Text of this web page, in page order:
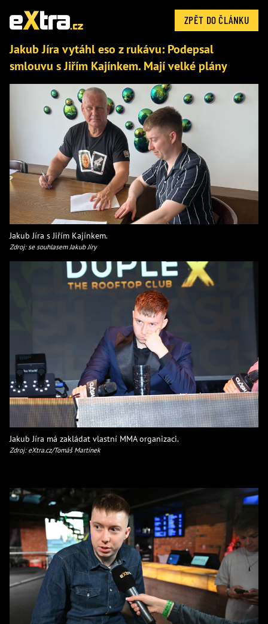
ZPĚT DO ČLÁNKU
Jakub Jíra vytáhl eso z rukávu: Podepsal
smlouvu s Jiřím Kajínkem. Mají velké plány
Jakub Jíra s Jiřím Kajínkem.
Zdroj: se souhlasem Jakub Jíry
Jakub Jíra má zakládat vlastní MMA organizaci.
Zdroj: eXtra.cz/Tomáš Martínek